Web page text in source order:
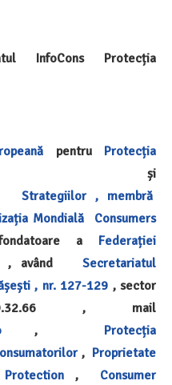
InfoCons Protecția
pentru Protecția
Strategiilor , membră
Mondială
Consumers
a Federației
avândSecretariatul
, nr. 127-129 , sector
, mail
, Protecția
, Proprietate
Protection , Consumer